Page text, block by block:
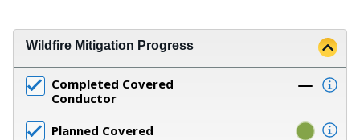
Wildfire Mitigation Progress
Completed Covered
Conductor
Planned Covered